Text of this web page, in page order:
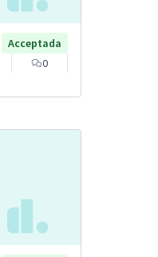
Acceptada
0